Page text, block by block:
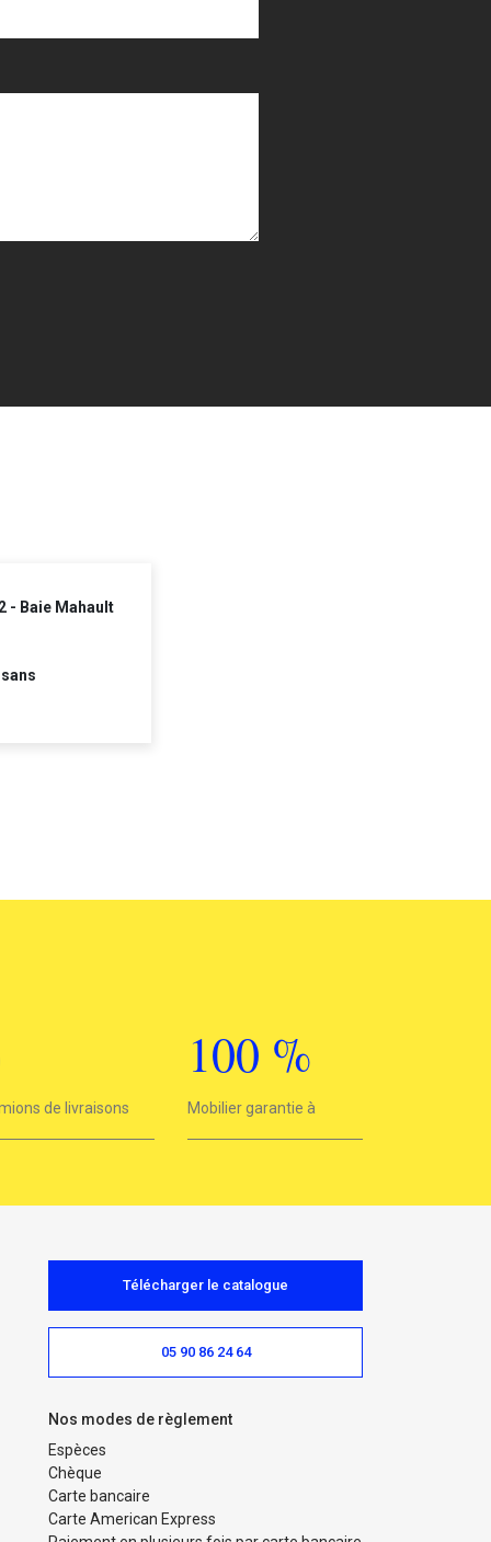
- Baie Mahault
de livraisons
100 %
Mobilier garantie à
Télécharger le catalogue
05 90 86 24 64
Nos modes de règlement
Espèces
Chèque
Carte bancaire
Carte American Express